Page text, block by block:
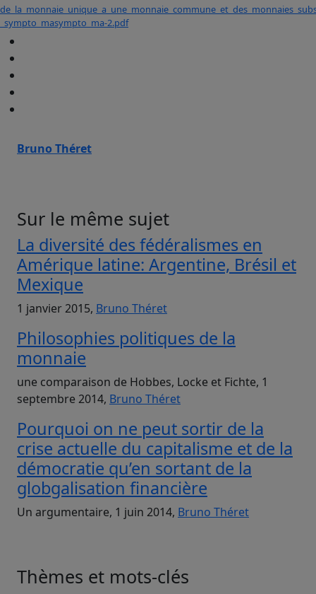
_sympto_masympto_ma-2.pdf
Bruno Théret
Sur le même sujet
La diversité des fédéralismes en
Amérique latine: Argentine, Brésil et
Mexique
1 janvier 2015, Bruno Théret
Philosophies politiques de la
monnaie
une comparaison de Hobbes, Locke et Fichte, 1
septembre 2014, Bruno Théret
Pourquoi on ne peut sortir de la
crise actuelle du capitalisme et de la
démocratie qu’en sortant de la
globgalisation financière
Un argumentaire, 1 juin 2014, Bruno Théret
Thèmes et mots-clés